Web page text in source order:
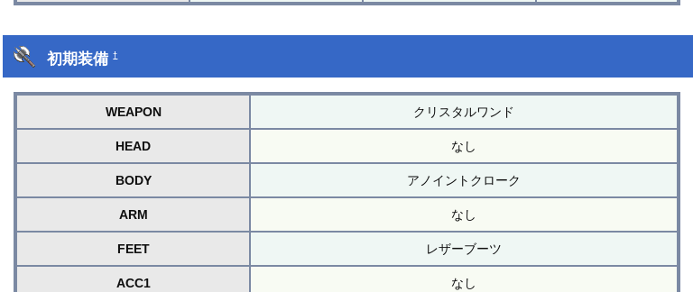
初期装備†
WEAPON クリスタルワンド
HEAD なし
BODY アノイントクローク
ARM なし
FEET レザーブーツ
ACC1 なし